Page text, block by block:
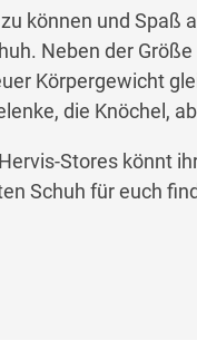
können und Spaß
Neben der
Körpergewicht
die Knöchel,
Stores könnt
Schuh für euch